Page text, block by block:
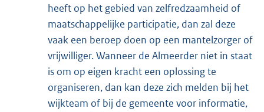
heeft op het gebied van zelfredzaamheid of
maatschappelijke participatie, dan zal deze
vaak een beroep doen op een mantelzorger of
vrijwilliger. Wanneer de Almeerder niet in staat
is om op eigen kracht een oplossing te
organiseren, dan kan deze zich melden bij het
wijkteam of bij de gemeente voor informatie,